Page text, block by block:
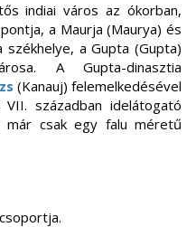
indiai város az ókorban,
a Maurja (Maurya) és
székhelye, a Gupta (Gupta)
A Gupta-dinasztia
(Kanauj) felemelkedésével
században idelátogató
már csak egy falu méretű